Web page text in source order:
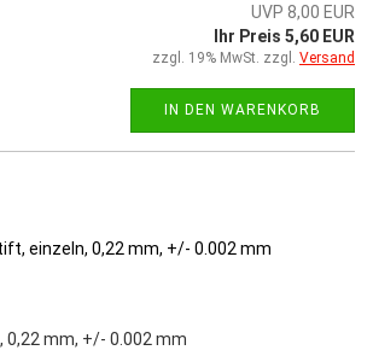
UVP 8,00 EUR
Ihr Preis 5,60 EUR
zzgl. 19% MwSt. zzgl. Versand
IN DEN WARENKORB
mm, +/- 0.002 mm